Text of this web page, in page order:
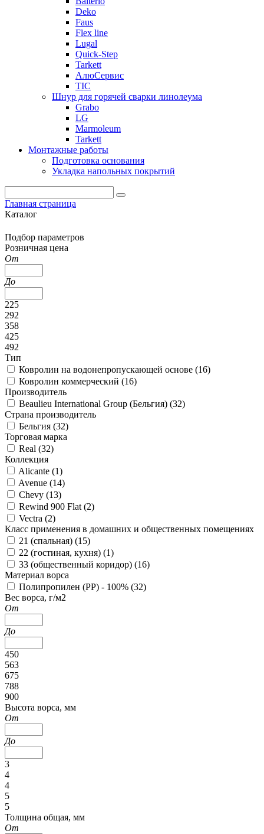
Deko
Faus
Flex line
Lugal
Quick-Step
Tarkett
АлюСервис
ТІС
Шнур для горячей сварки линолеума
Grabo
LG
Marmoleum
Tarkett
Монтажные работы
Подготовка основания
Укладка напольных покрытий
Главная страница
Каталог
Подбор параметров
Розничная цена
От
До
225
292
358
425
492
Тип
Ковролин на водонепропускающей основе (16)
Ковролин коммерческий (16)
Производитель
Beaulieu International Group (Бельгия) (32)
Страна производитель
Бельгия (32)
Торговая марка
Real (32)
Коллекция
Alicante (1)
Avenue (14)
Chevy (13)
Rewind 900 Flat (2)
Vectra (2)
Класс применения в домашних и общественных помещениях
21 (спальная) (15)
22 (гостиная, кухня) (1)
33 (общественный коридор) (16)
Материал ворса
Полипропилен (PP) - 100% (32)
Вес ворса, г/м2
От
До
450
563
675
788
900
Высота ворса, мм
От
До
3
4
4
5
5
Толщина общая, мм
От